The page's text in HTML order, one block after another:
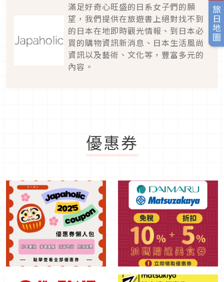
旅日地圖
滿足好奇心旺盛的日系女子們的願
望，我們提供在旅遊書上絕對找不到
的日本在地即時觀光情報、到日本必
買的購物資訊新消息、日本生活風尚
資訊以及藝術、文化等，豐富多元的
內容。
優惠券